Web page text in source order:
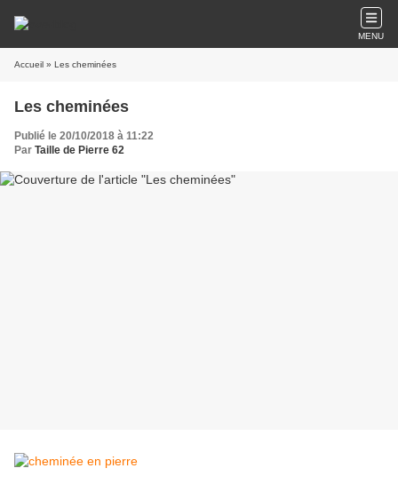
MENU
Accueil » Les cheminées
Les cheminées
Publié le 20/10/2018 à 11:22
Par Taille de Pierre 62